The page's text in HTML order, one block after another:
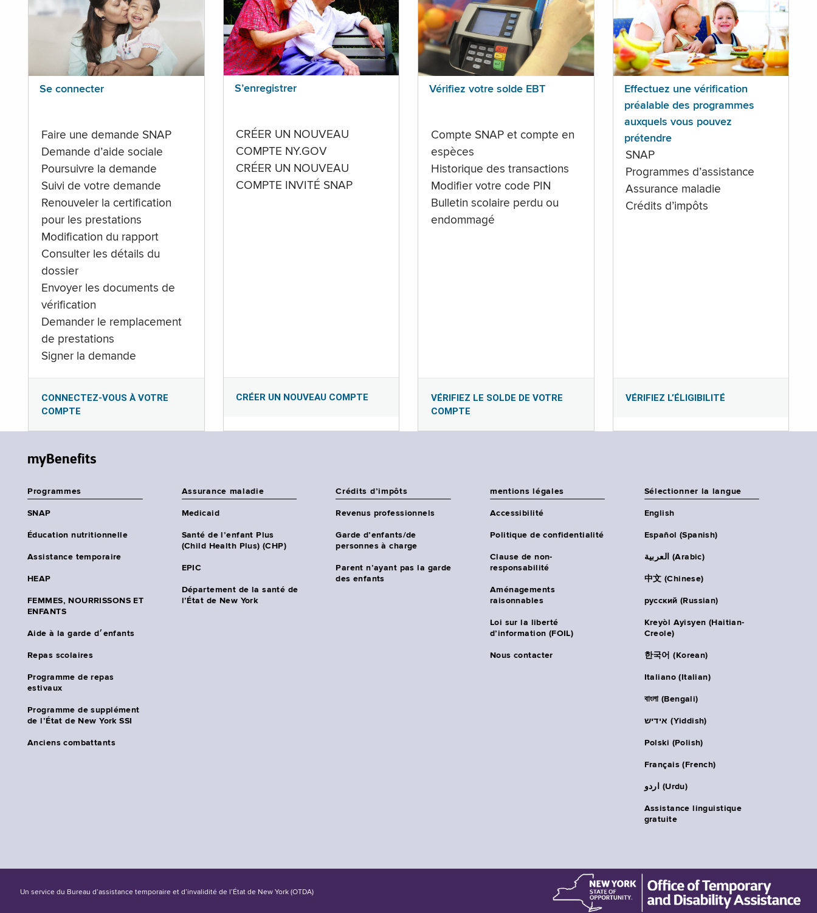
Se connecter
Faire une demande SNAP
Demande d’aide sociale
Poursuivre la demande
Suivi de votre demande
Renouveler la certification
pour les prestations
Modification du rapport
Consulter les détails du
dossier
Envoyer les documents de
vérification
Demander le remplacement
de prestations
Signer la demande
CONNECTEZ-VOUS À VOTRE
COMPTE
S’enregistrer
CRÉER UN NOUVEAU
COMPTE NY.GOV
CRÉER UN NOUVEAU
COMPTE INVITÉ SNAP
CRÉER UN NOUVEAU COMPTE
Vérifiez votre solde EBT
Compte SNAP et compte en
espèces
Historique des transactions
Modifier votre code PIN
Bulletin scolaire perdu ou
endommagé
VÉRIFIEZ LE SOLDE DE VOTRE
COMPTE
Effectuez une vérification
préalable des programmes
auxquels vous pouvez
prétendre
SNAP
Programmes d’assistance
Assurance maladie
Crédits d’impôts
VÉRIFIEZ L’ÉLIGIBILITÉ
myBenefits
Programmes
SNAP
Éducation nutritionnelle
Assistance temporaire
HEAP
FEMMES, NOURRISSONS ET
ENFANTS
Aide à la garde d׳enfants
Repas scolaires
Programme de repas
estivaux
Programme de supplément
de l’État de New York SSI
Anciens combattants
Assurance maladie
Medicaid
Santé de l’enfant Plus
(Child Health Plus) (CHP)
EPIC
Département de la santé de
l’État de New York
Crédits d’impôts
Revenus professionnels
Garde d’enfants/de
personnes à charge
Parent n’ayant pas la garde
des enfants
mentions légales
Accessibilité
Politique de confidentialité
Clause de non-
responsabilité
Aménagements
raisonnables
Loi sur la liberté
d’information (FOIL)
Nous contacter
Sélectionner la langue
English
Español (Spanish)
العربية (Arabic)
中文 (Chinese)
русский (Russian)
Kreyòl Ayisyen (Haitian-
Creole)
한국어 (Korean)
Italiano (Italian)
বাংলা (Bengali)
אידיש (Yiddish)
Polski (Polish)
Français (French)
اردو (Urdu)
Assistance linguistique
gratuite
Un service du Bureau d’assistance temporaire et d’invalidité de l’État de New York (OTDA)